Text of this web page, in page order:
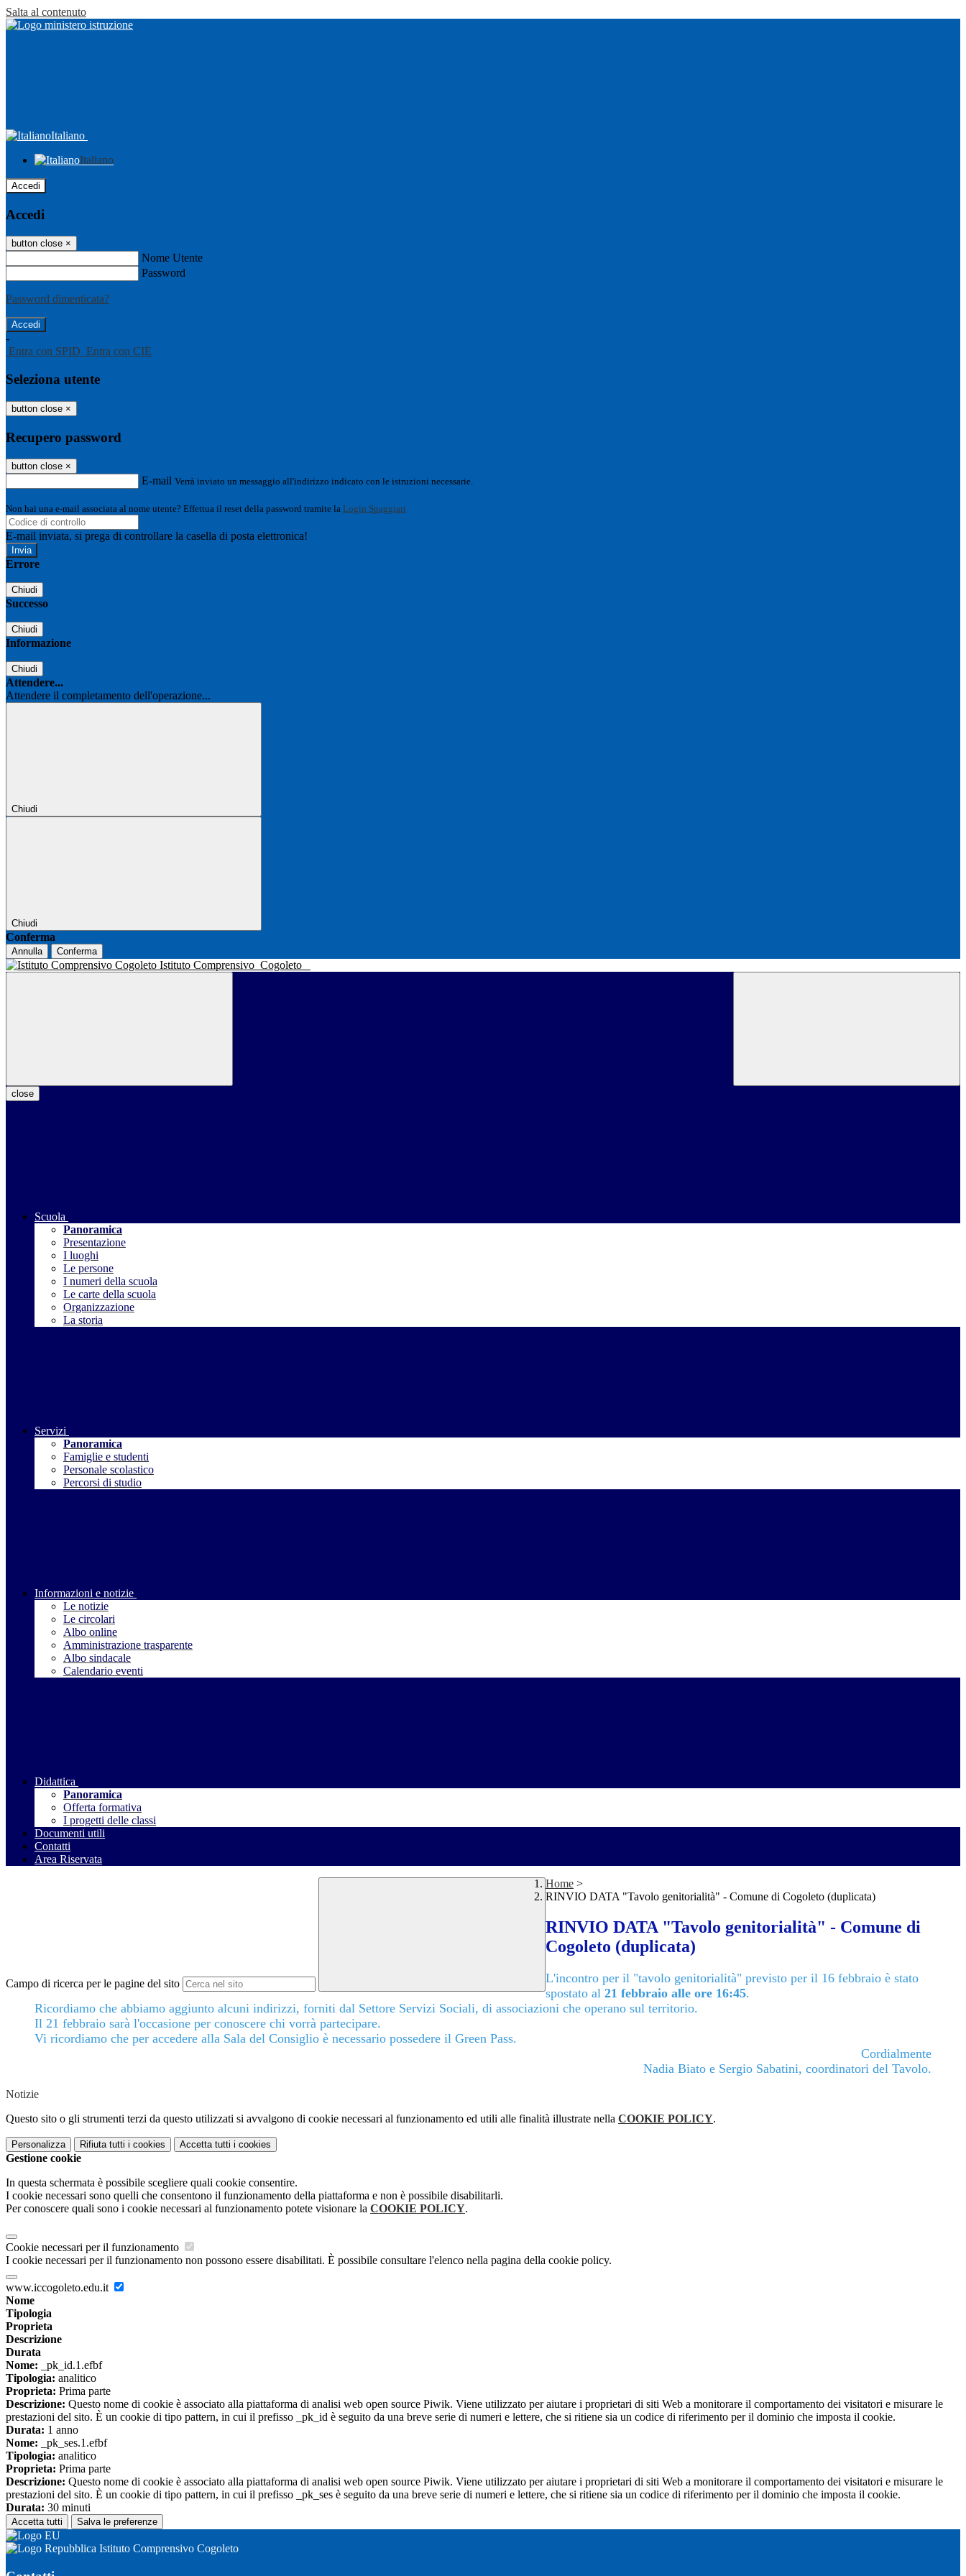
Salta al contenuto
Italiano
Italiano
Accedi
Accedi
button close ×
Nome Utente
Password
Password dimenticata?
-
Entra con SPID Entra con CIE
Seleziona utente
button close ×
Recupero password
button close ×
E-mail Verrà inviato un messaggio all'indirizzo indicato con le istruzioni necessarie.
Non hai una e-mail associata al nome utente? Effettua il reset della password tramite la Login Spaggiari
E-mail inviata, si prega di controllare la casella di posta elettronica!
Errore
Chiudi
Successo
Chiudi
Informazione
Chiudi
Attendere...
Attendere il completamento dell'operazione...
Chiudi
Chiudi
Conferma
Annulla Conferma
Istituto Comprensivo Cogoleto
close
Scuola
Panoramica
Presentazione
I luoghi
Le persone
I numeri della scuola
Le carte della scuola
Organizzazione
La storia
Servizi
Panoramica
Famiglie e studenti
Personale scolastico
Percorsi di studio
Informazioni e notizie
Le notizie
Le circolari
Albo online
Amministrazione trasparente
Albo sindacale
Calendario eventi
Didattica
Panoramica
Offerta formativa
I progetti delle classi
Documenti utili
Contatti
Area Riservata
Campo di ricerca per le pagine del sito
Home >
RINVIO DATA "Tavolo genitorialità" - Comune di Cogoleto (duplicata)
RINVIO DATA "Tavolo genitorialità" - Comune di
Cogoleto (duplicata)
L'incontro per il "tavolo genitorialità" previsto per il 16 febbraio è stato
spostato al 21 febbraio alle ore 16:45.
Ricordiamo che abbiamo aggiunto alcuni indirizzi, forniti dal Settore Servizi Sociali, di associazioni che operano sul territorio.
Il 21 febbraio sarà l'occasione per conoscere chi vorrà partecipare.
Vi ricordiamo che per accedere alla Sala del Consiglio è necessario possedere il Green Pass.
Cordialmente
Nadia Biato e Sergio Sabatini, coordinatori del Tavolo.
Notizie
Questo sito o gli strumenti terzi da questo utilizzati si avvalgono di cookie necessari al funzionamento ed utili alle finalità illustrate nella COOKIE POLICY.
Personalizza Rifiuta tutti i cookies Accetta tutti i cookies
Gestione cookie
In questa schermata è possibile scegliere quali cookie consentire.
I cookie necessari sono quelli che consentono il funzionamento della piattaforma e non è possibile disabilitarli.
Per conoscere quali sono i cookie necessari al funzionamento potete visionare la COOKIE POLICY.
Cookie necessari per il funzionamento
I cookie necessari per il funzionamento non possono essere disabilitati. È possibile consultare l'elenco nella pagina della cookie policy.
www.iccogoleto.edu.it
Nome
Tipologia
Proprieta
Descrizione
Durata
Nome: _pk_id.1.efbf
Tipologia: analitico
Proprieta: Prima parte
Descrizione: Questo nome di cookie è associato alla piattaforma di analisi web open source Piwik. Viene utilizzato per aiutare i proprietari di siti Web a monitorare il comportamento dei visitatori e misurare le
prestazioni del sito. È un cookie di tipo pattern, in cui il prefisso _pk_id è seguito da una breve serie di numeri e lettere, che si ritiene sia un codice di riferimento per il dominio che imposta il cookie.
Durata: 1 anno
Nome: _pk_ses.1.efbf
Tipologia: analitico
Proprieta: Prima parte
Descrizione: Questo nome di cookie è associato alla piattaforma di analisi web open source Piwik. Viene utilizzato per aiutare i proprietari di siti Web a monitorare il comportamento dei visitatori e misurare le
prestazioni del sito. È un cookie di tipo pattern, in cui il prefisso _pk_ses è seguito da una breve serie di numeri e lettere, che si ritiene sia un codice di riferimento per il dominio che imposta il cookie.
Durata: 30 minuti
Accetta tutti Salva le preferenze
Istituto Comprensivo Cogoleto